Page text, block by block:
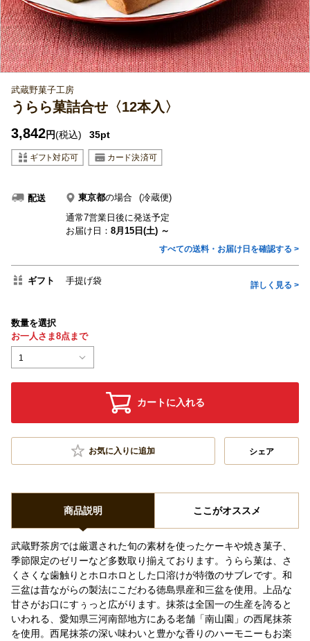
武蔵野菓子工房
うらら菓詰合せ〈12本入〉
3,842円(税込) 35pt
配送 東京都の場合
(冷蔵便)
通常7営業日後に発送予定
お届け日： 8月15日(土) ～
すべての送料・お届け日を確認する >
ギフト 手提げ袋 詳しく見る >
数量を選択
お一人さま8点まで
1
カートに入れる
お気に入りに追加 シェア
商品説明 ここがオススメ
武蔵野茶房では厳選された旬の素材を使ったケーキや焼き菓子、
季節限定のゼリーなど多数取り揃えております。うらら菓は、さ
くさくな歯触りとホロホロとした口溶けが特徴のサブレです。和
三盆は昔ながらの製法にこだわる徳島県産和三盆を使用。上品な
甘さがお口にすぅっと広がります。抹茶は全国一の生産を誇ると
いわれる、愛知県三河南部地方にある老舗「南山園」の西尾抹茶
を使用。西尾抹茶の深い味わいと豊かな香りのハーモニーもお楽